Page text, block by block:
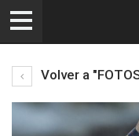
Volver a